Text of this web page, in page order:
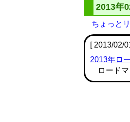
2013年
ちょっとリ
[ 2013/02/
2013年ロ
ロードマ